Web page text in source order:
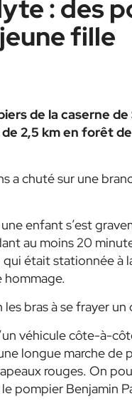
: des
fille
de la caserne
2,5 km en forêt
a chuté sur une
enfant s’est
au moins 20
qui était stationnée
hommage.
bras à se frayer un
véhicule côte-à-
longue marche
rouges. On
pompier Benjamin